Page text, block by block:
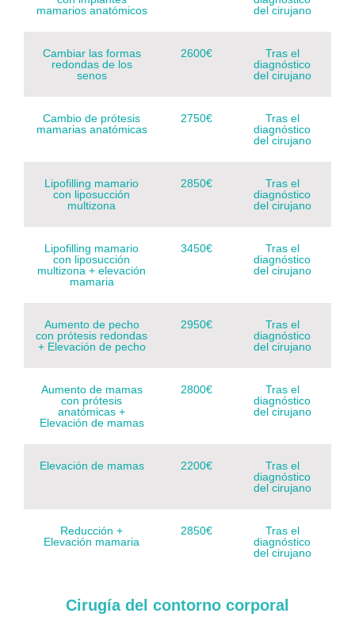
mamarios anatómicos
del cirujano
Cambiar las formas
redondas de los
senos
2600€
Tras el
diagnóstico
del cirujano
Cambio de prótesis
mamarias anatómicas
2750€
Tras el
diagnóstico
del cirujano
Lipofilling mamario
con liposucción
multizona
2850€
Tras el
diagnóstico
del cirujano
Lipofilling mamario
con liposucción
multizona + elevación
mamaria
3450€
Tras el
diagnóstico
del cirujano
Aumento de pecho
con prótesis redondas
+ Elevación de pecho
2950€
Tras el
diagnóstico
del cirujano
Aumento de mamas
con prótesis
anatómicas +
Elevación de mamas
2800€
Tras el
diagnóstico
del cirujano
Elevación de mamas 2200€
Tras el
diagnóstico
del cirujano
Reducción +
Elevación mamaria
2850€
Tras el
diagnóstico
del cirujano
Cirugía del contorno corporal